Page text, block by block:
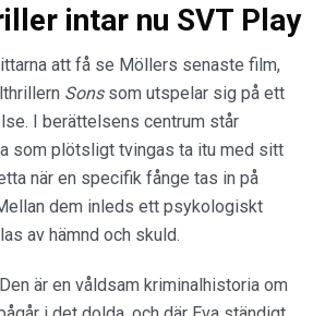
intar nu SVT Play
att få se Möllers senaste film,
Sons som utspelar sig på ett
I berättelsens centrum står
som plötsligt tvingas ta itu med sitt
när en specifik fånge tas in på
dem inleds ett psykologiskt
av hämnd och skuld.
är en våldsam kriminalhistoria om